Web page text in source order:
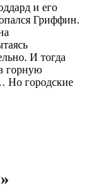
и его
Гриффин.
И тогда
горную
Но городские